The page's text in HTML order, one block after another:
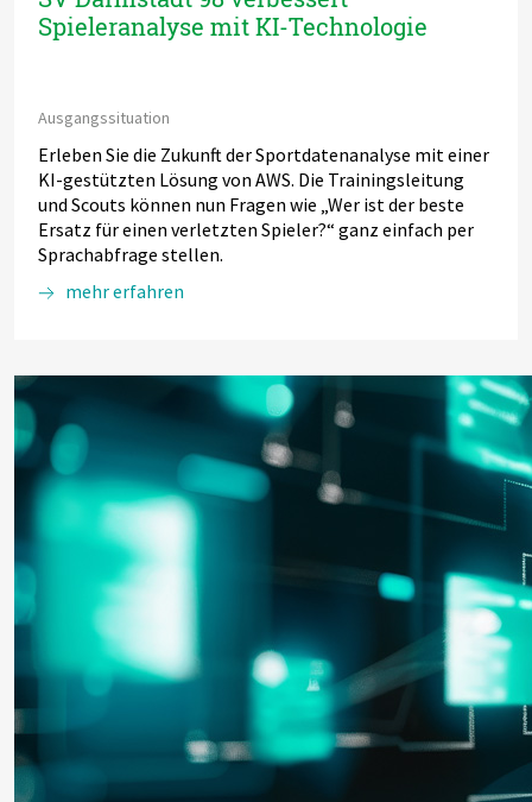
Spieleranalyse mit KI-Technologie
Ausgangssituation
Erleben Sie die Zukunft der Sportdatenanalyse mit einer
KI-gestützten Lösung von AWS. Die Trainingsleitung
und Scouts können nun Fragen wie „Wer ist der beste
Ersatz für einen verletzten Spieler?“ ganz einfach per
Sprachabfrage stellen.
mehr erfahren